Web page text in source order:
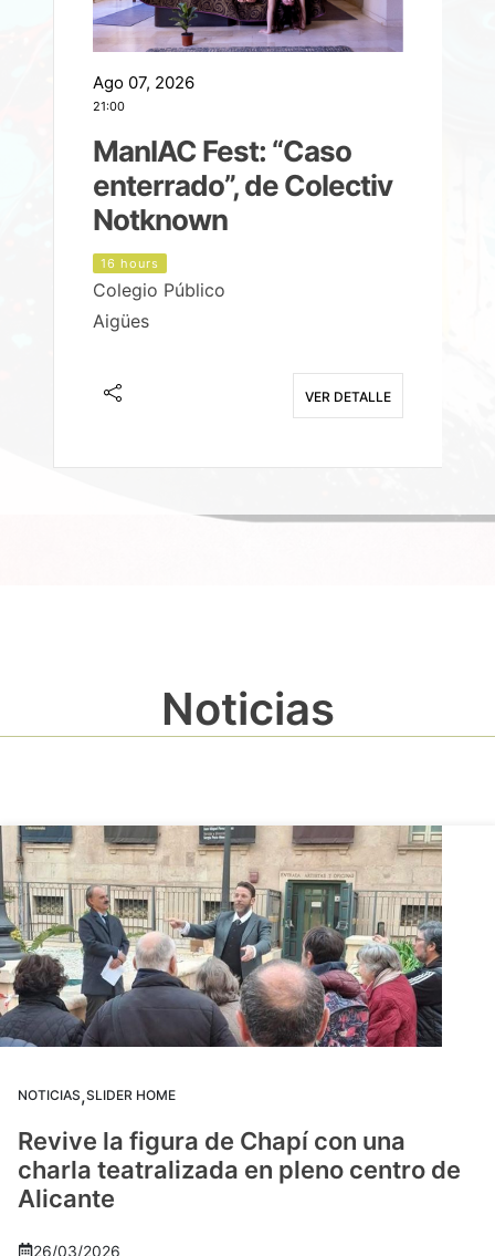
Ago 07, 2026
21:00
ManIAC Fest: “Caso
enterrado”, de Colectiv
Notknown
16 hours
Colegio Público
Aigües
VER DETALLE
Noticias
NOTICIAS,SLIDER HOME
Revive la figura de Chapí con una
charla teatralizada en pleno centro de
Alicante
26/03/2026